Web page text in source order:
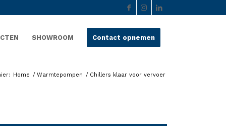
SHOWROOM Contact opnemen
Home / Warmtepompen / Chillers klaar voor vervoer